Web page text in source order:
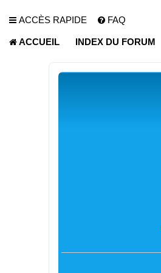
ACCÈS RAPIDE FAQ
ACCUEIL INDEX DU FORUM